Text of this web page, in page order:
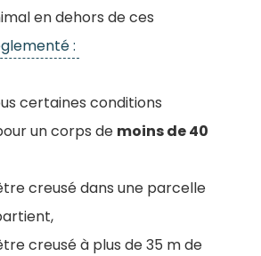
en dehors de ces
:
certaines conditions
un corps de moins de 40
creusé dans une parcelle
creusé à plus de 35 m de